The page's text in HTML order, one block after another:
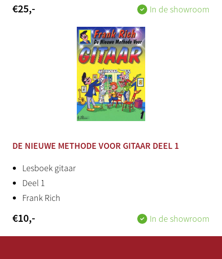
€25,- In de showroom
DE NIEUWE METHODE VOOR GITAAR DEEL 1
Lesboek gitaar
Deel 1
Frank Rich
€10,- In de showroom